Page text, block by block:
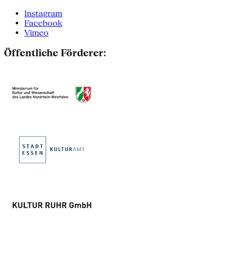
Instagram
Facebook
Vimeo
Öffentliche Förderer: